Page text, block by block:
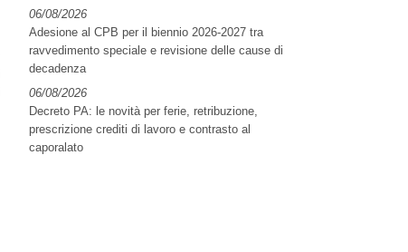
06/08/2026
Adesione al CPB per il biennio 2026-2027 tra
ravvedimento speciale e revisione delle cause di
decadenza
06/08/2026
Decreto PA: le novità per ferie, retribuzione,
prescrizione crediti di lavoro e contrasto al
caporalato